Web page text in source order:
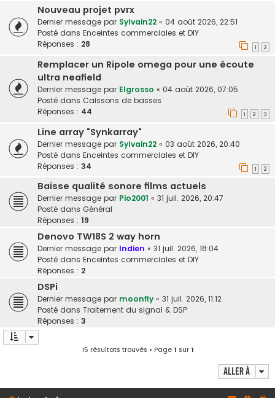
Nouveau projet pvrx
Dernier message par Sylvain22 « 04 août 2026, 22:51
Posté dans Enceintes commerciales et DIY
Réponses : 28 1 2
Remplacer un Ripole omega pour une écoute
ultra neafield
Dernier message par Elgrosso « 04 août 2026, 07:05
Posté dans Caissons de basses
Réponses : 44 1 2 3
Line array "Synkarray"
Dernier message par Sylvain22 « 03 août 2026, 20:40
Posté dans Enceintes commerciales et DIY
Réponses : 34 1 2
Baisse qualité sonore films actuels
Dernier message par Pio2001 « 31 juil. 2026, 20:47
Posté dans Général
Réponses : 19
Denovo TW18S 2 way horn
Dernier message par Indien « 31 juil. 2026, 18:04
Posté dans Enceintes commerciales et DIY
Réponses : 2
DSPi
Dernier message par moonfly « 31 juil. 2026, 11:12
Posté dans Traitement du signal & DSP
Réponses : 3
15 résultats trouvés • Page1 sur1
Aller à